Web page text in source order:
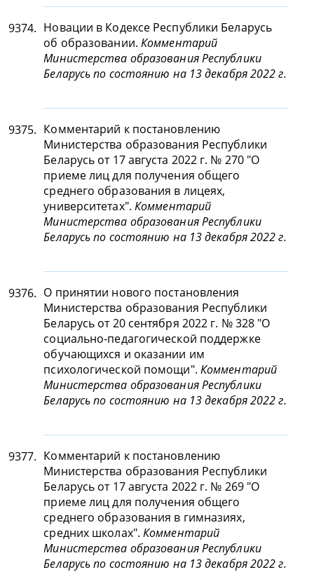
9374. Новации в Кодексе Республики Беларусь
об образовании. Комментарий
Министерства образования Республики
Беларусь по состоянию на 13 декабря 2022 г.
9375. Комментарий к постановлению
Министерства образования Республики
Беларусь от 17 августа 2022 г. № 270 "О
приеме лиц для получения общего
среднего образования в лицеях,
университетах". Комментарий
Министерства образования Республики
Беларусь по состоянию на 13 декабря 2022 г.
9376. О принятии нового постановления
Министерства образования Республики
Беларусь от 20 сентября 2022 г. № 328 "О
социально-педагогической поддержке
обучающихся и оказании им
психологической помощи". Комментарий
Министерства образования Республики
Беларусь по состоянию на 13 декабря 2022 г.
9377. Комментарий к постановлению
Министерства образования Республики
Беларусь от 17 августа 2022 г. № 269 "О
приеме лиц для получения общего
среднего образования в гимназиях,
средних школах".Комментарий
Министерства образования Республики
Беларусь по состоянию на 13 декабря 2022 г.